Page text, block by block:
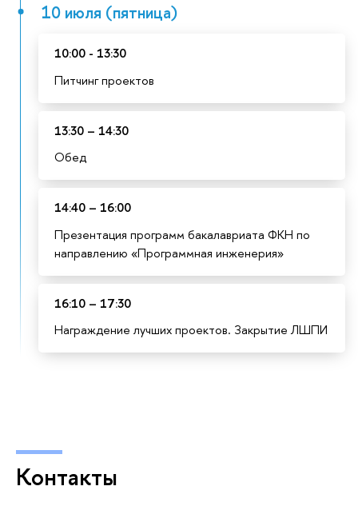
10 июля (пятница)
10:00 - 13:30
Питчинг проектов
13:30 – 14:30
Обед
14:40 – 16:00
Презентация программ бакалавриата ФКН по
направлению «Программная инженерия»
16:10 – 17:30
Награждение лучших проектов. Закрытие ЛШПИ
Контакты